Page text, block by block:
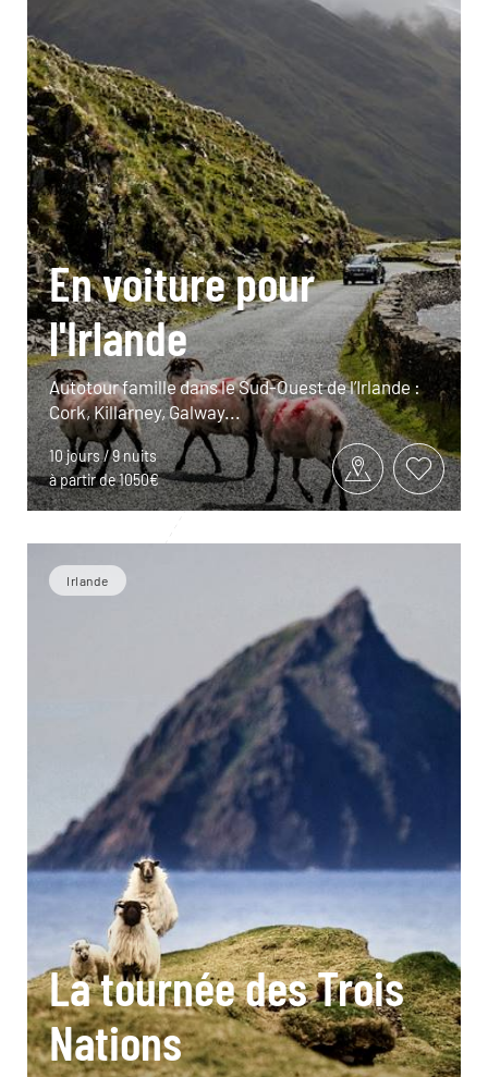
En voiture pour
l'Irlande
Autotour famille dans le Sud-Ouest de l’Irlande :
Cork, Killarney, Galway...
10 jours / 9 nuits
à partir de 1050€
Irlande
La tournée des Trois
Nations